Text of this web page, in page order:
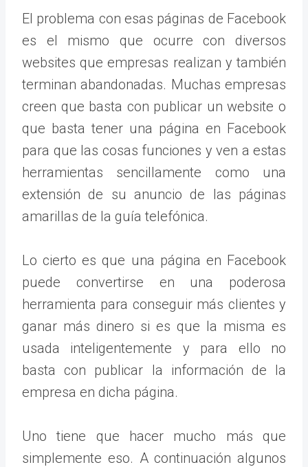
El problema con esas páginas de Facebook
es el mismo que ocurre con diversos
websites que empresas realizan y también
terminan abandonadas. Muchas empresas
creen que basta con publicar un website o
que basta tener una página en Facebook
para que las cosas funciones y ven a estas
herramientas sencillamente como una
extensión de su anuncio de las páginas
amarillas de la guía telefónica.
Lo cierto es que una página en Facebook
puede convertirse en una poderosa
herramienta para conseguir más clientes y
ganar más dinero si es que la misma es
usada inteligentemente y para ello no
basta con publicar la información de la
empresa en dicha página.
Uno tiene que hacer mucho más que
simplemente eso. A continuación algunos